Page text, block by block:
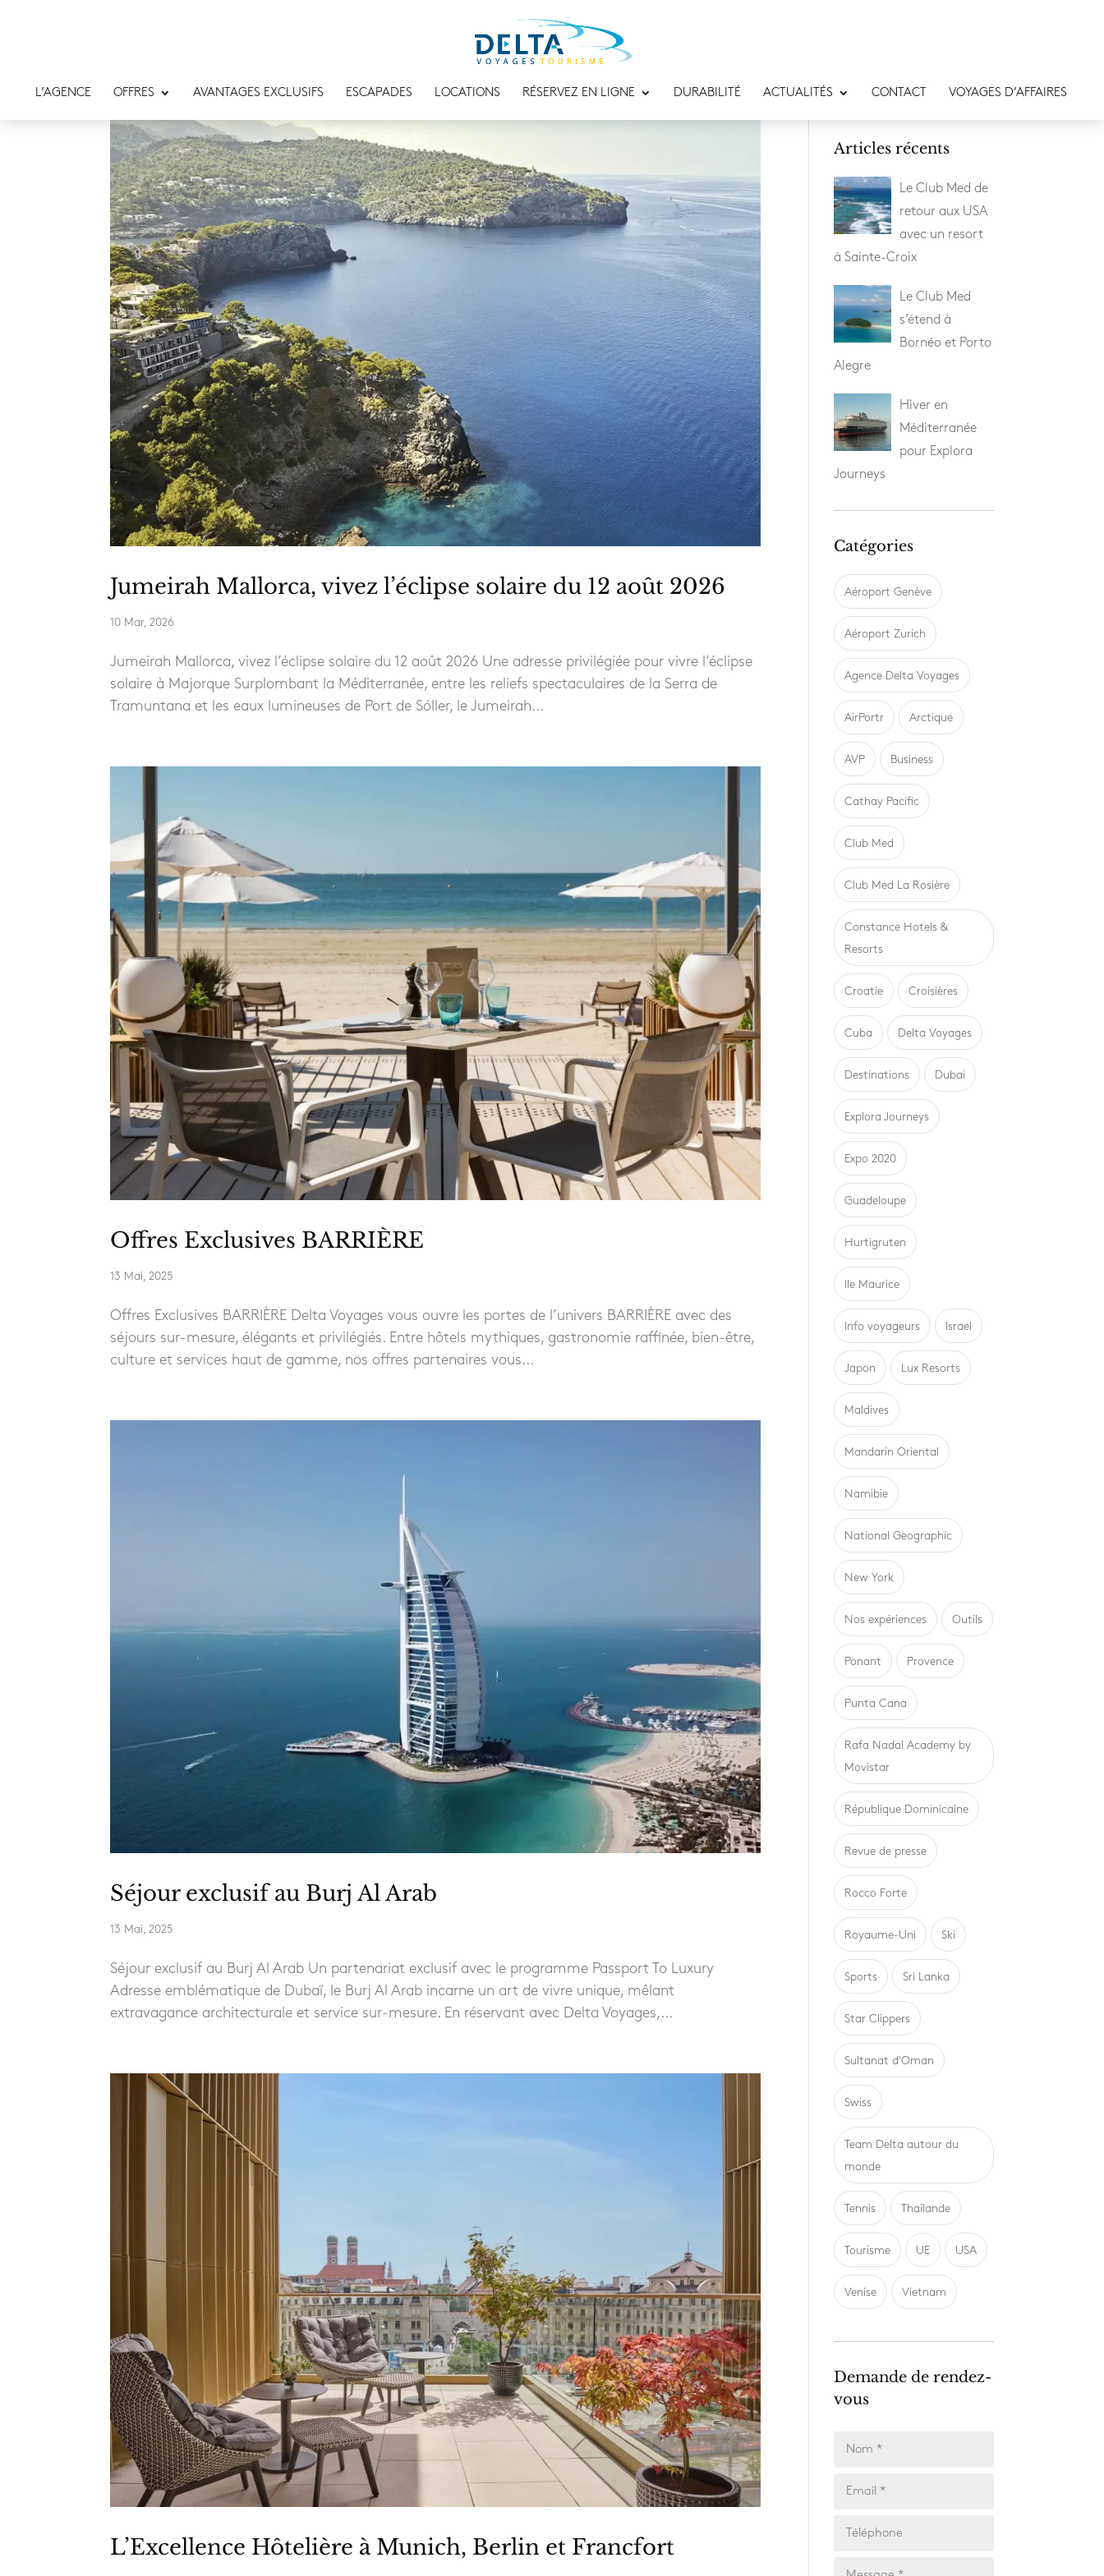
L’AGENCE OFFRES AVANTAGES EXCLUSIFS ESCAPADES LOCATIONS RÉSERVEZ EN LIGNE DURABILITÉ ACTUALITÉS CONTACT VOYAGES D’AFFAIRES
Jumeirah Mallorca, vivez l’éclipse solaire du 12 août 2026
10 Mar, 2026
Jumeirah Mallorca, vivez l’éclipse solaire du 12 août 2026 Une adresse privilégiée pour vivre l’éclipse
solaire à Majorque Surplombant la Méditerranée, entre les reliefs spectaculaires de la Serra de
Tramuntana et les eaux lumineuses de Port de Sóller, le Jumeirah...
Offres Exclusives BARRIÈRE
13 Mai, 2025
Offres Exclusives BARRIÈRE Delta Voyages vous ouvre les portes de l’univers BARRIÈRE avec des
séjours sur-mesure, élégants et privilégiés. Entre hôtels mythiques, gastronomie raffinée, bien-être,
culture et services haut de gamme, nos offres partenaires vous...
Séjour exclusif au Burj Al Arab
13 Mai, 2025
Séjour exclusif au Burj Al Arab Un partenariat exclusif avec le programme Passport To Luxury
Adresse emblématique de Dubaï, le Burj Al Arab incarne un art de vivre unique, mêlant
extravagance architecturale et service sur-mesure. En réservant avec Delta Voyages,...
L’Excellence Hôtelière à Munich, Berlin et Francfort
Articles récents
Le Club Med de
retour aux USA
avec un resort
à Sainte-Croix
Le Club Med
s’étend à
Bornéo et Porto
Alegre
Hiver en
Méditerranée
pour Explora
Journeys
Catégories
Aéroport Genève
Aéroport Zurich
Agence Delta Voyages
AirPortr Arctique
AVP Business
Cathay Pacific
Club Med
Club Med La Rosière
Constance Hotels &
Resorts
Croatie Croisières
Cuba Delta Voyages
Destinations Dubai
Explora Journeys
Expo 2020
Guadeloupe
Hurtigruten
Ile Maurice
Info voyageurs Israel
Japon Lux Resorts
Maldives
Mandarin Oriental
Namibie
National Geographic
New York
Nos expériences Outils
Ponant Provence
Punta Cana
Rafa Nadal Academy by
Movistar
République Dominicaine
Revue de presse
Rocco Forte
Royaume-Uni Ski
Sports Sri Lanka
Star Clippers
Sultanat d'Oman
Swiss
Team Delta autour du
monde
Tennis Thailande
Tourisme UE USA
Venise Vietnam
Demande de rendez-
vous